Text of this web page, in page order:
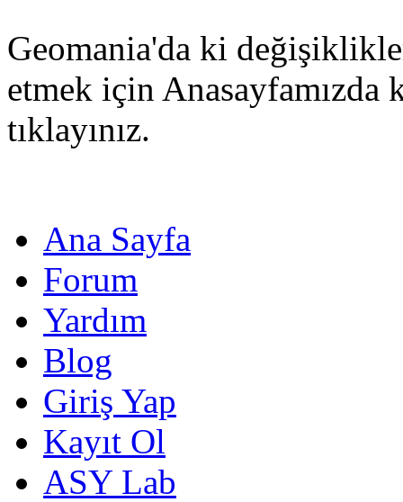
Geomania'da ki
etmek için
tıklayınız.
Ana Sayfa
Forum
Yardım
Blog
Giriş Yap
Kayıt Ol
ASY Lab